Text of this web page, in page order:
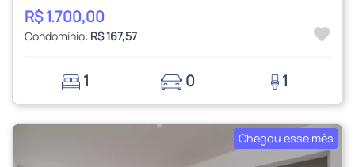
R$ 1.700,00
Condomínio: R$ 167,57
1 0 1
Chegou esse mês